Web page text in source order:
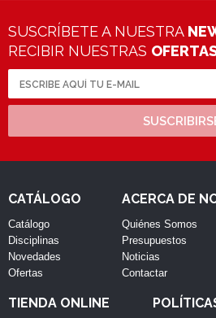
SUSCRÍBETE A NUESTRA
RECIBIR NUESTRAS
CATÁLOGO
Catálogo
Disciplinas
Novedades
Ofertas
ACERCA DE
Quiénes Somos
Presupuestos
Noticias
Contactar
TIENDA ONLINE